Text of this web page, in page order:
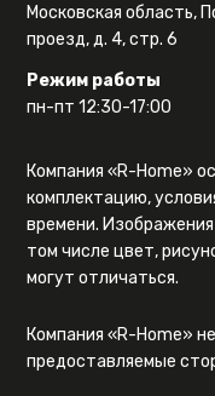
Московская область,
проезд, д. 4, стр. 6
Режим работы
пн-пт 12:30-17:00
Компания «R-Home»
комплектацию,
времени.
том числе цвет,
могут отличаться.
Компания «R-Home»
предоставляемые